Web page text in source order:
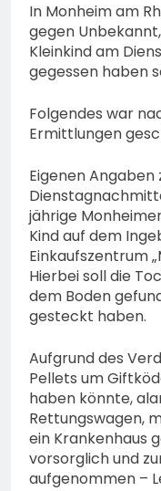
In Monheim am
gegen
Kleinkind am
gegessen haben
Folgendes war
Ermittlungen
Eigenen
jährige
Kind auf dem
Einkaufszentrum
Hierbei soll die
dem Boden
gesteckt haben.
Aufgrund des
Pellets um
haben könnte,
Rettungswagen,
ein Krankenhaus
vorsorglich und
aufgenommen –